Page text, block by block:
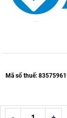
Mã số thuế: